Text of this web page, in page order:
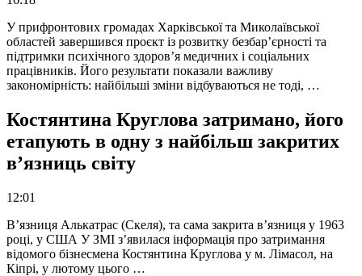
У прифронтових громадах Харківської та Миколаївської
областей завершився проєкт із розвитку безбар’єрності та
підтримки психічного здоров’я медичних і соціальних
працівників. Його результати показали важливу
закономірність: найбільші зміни відбуваються не тоді, …
Костянтина Круглова затримано, його
етапують в одну з найбільш закритих
в’язниць світу
12:01
В’язниця Алькатрас (Скеля), та сама закрита в’язниця у 1963
році, у США У ЗМІ з’явилася інформація про затримання
відомого бізнесмена Костянтина Круглова у м. Лімасол, на
Кіпрі, у лютому цього …